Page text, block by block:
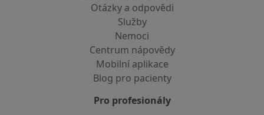
Otázky a odpovědi
Služby
Nemoci
Centrum nápovědy
Mobilní aplikace
Blog pro pacienty
Pro profesionály